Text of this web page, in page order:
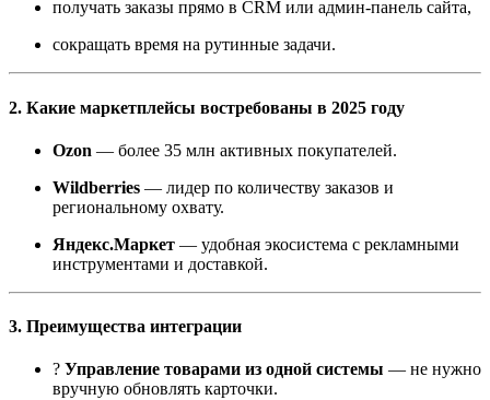
получать заказы прямо в CRM или админ-панель сайта,
сокращать время на рутинные задачи.
2. Какие маркетплейсы востребованы в 2025 году
Ozon — более 35 млн активных покупателей.
Wildberries — лидер по количеству заказов и
региональному охвату.
Яндекс.Маркет — удобная экосистема с рекламными
инструментами и доставкой.
3. Преимущества интеграции
? Управление товарами из одной системы — не нужно
вручную обновлять карточки.